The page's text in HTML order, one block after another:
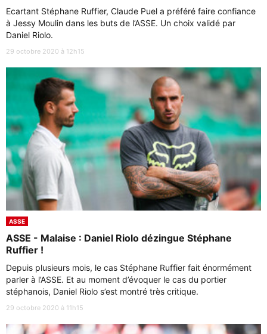
Ecartant Stéphane Ruffier, Claude Puel a préféré faire confiance
à Jessy Moulin dans les buts de l’ASSE. Un choix validé par
Daniel Riolo.
29 octobre 2020 à 12h15
ASSE
ASSE - Malaise : Daniel Riolo dézingue Stéphane
Ruffier !
Depuis plusieurs mois, le cas Stéphane Ruffier fait énormément
parler à l’ASSE. Et au moment d’évoquer le cas du portier
stéphanois, Daniel Riolo s’est montré très critique.
29 octobre 2020 à 11h15